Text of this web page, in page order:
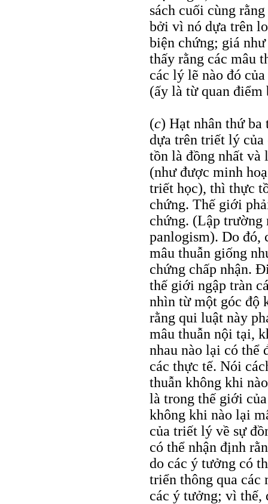
sách cuối cùng
bởi vì nó dựa trên
biện chứng; giá
thấy rằng các mâu
các lý lẽ nào đó
(ấy là từ quan điểm
(c) Hạt nhân thứ ba
dựa trên triết lý của
tồn là đồng nhất và
(như được minh
triết học), thì thực
chứng. Thế giới
chứng. (Lập trường
panlogism). Do đó,
mâu thuẫn giống
chứng chấp nhận.
thế giới ngập tràn
nhìn từ một góc độ
rằng qui luật này
mâu thuẫn nội tại,
nhau nào lại có thể
các thực tế. Nói
thuẫn không khi
là trong thế giới
không khi nào lại
của triết lý về sự
có thể nhận định
do các ý tưởng có
triển thông qua các
các ý tưởng; vì thế,